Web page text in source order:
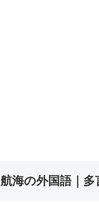
航海の外国語｜多